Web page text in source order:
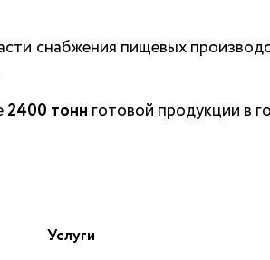
снабжения пищевых
2400 тонн готовой продукции в
Услуги